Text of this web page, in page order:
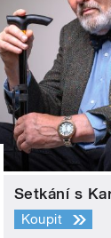
Setkání s
Koupit